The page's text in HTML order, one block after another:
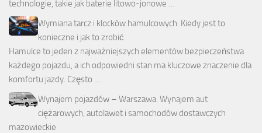
technologie, takie jak baterie litowo-jonowe …
Wymiana tarcz i klocków hamulcowych: Kiedy jest to
konieczne i jak to zrobić
Hamulce to jeden z najważniejszych elementów bezpieczeństwa
każdego pojazdu, a ich odpowiedni stan ma kluczowe znaczenie dla
komfortu jazdy. Często …
Wynajem pojazdów – Warszawa. Wynajem aut
ciężarowych, autolawet i samochodów dostawczych
mazowieckie